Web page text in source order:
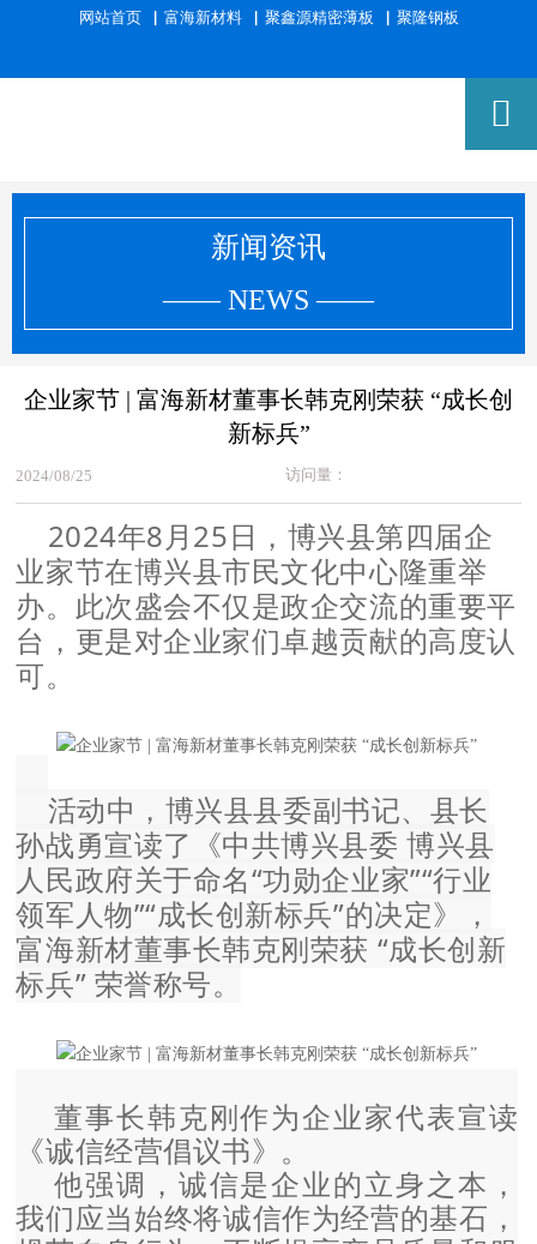
网站首页▕ 富海新材料▕ 聚鑫源精密薄板 ▕ 聚隆钢板

新闻资讯
—— NEWS ——
企业家节 | 富海新材董事长韩克刚荣获 “成长创
新标兵”
2024/08/25 访问量：
2024年8月25日，博兴县第四届企
业家节在博兴县市民文化中心隆重举
办。此次盛会不仅是政企交流的重要平
台，更是对企业家们卓越贡献的高度认
可。
活动中，博兴县县委副书记、县长
孙战勇宣读了《中共博兴县委 博兴县
人民政府关于命名“功勋企业家”“行业
领军人物”“成长创新标兵”的决定》，
富海新材董事长韩克刚荣获 “成长创新
标兵” 荣誉称号。
董事长韩克刚作为企业家代表宣读
《诚信经营倡议书》。
他强调，诚信是企业的立身之本，
我们应当始终将诚信作为经营的基石，